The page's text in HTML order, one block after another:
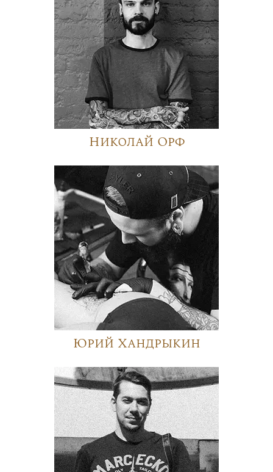
Николай Орф
Юрий Хандрыкин